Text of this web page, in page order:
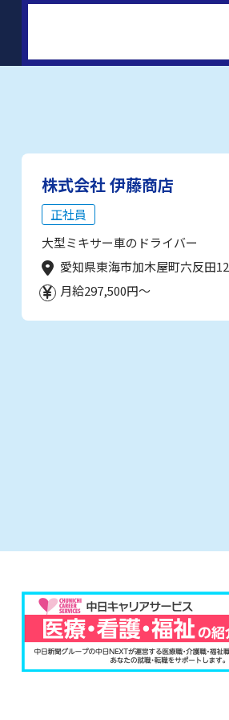
株式会社 伊藤商店
正社員
大型ミキサー車のドライバー
愛知県東海市加木屋町六反田12
月給297,500円～